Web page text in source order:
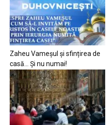
Zaheu Vameșul și sfințirea de
casă… Și nu numai!